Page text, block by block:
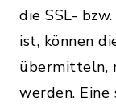
die SSL-
ist, können
übermitteln,
werden.